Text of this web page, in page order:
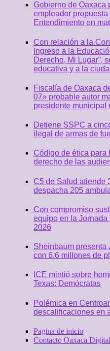
Gobierno de Oaxaca
empleador
Entendimiento en
Con relación a la
Ingreso a la
Derecho, Mi Lugar”,
educativa y a la
Fiscalía de Oaxaca
07» probable autor
presidente municipal
Detiene SSPC a
ilegal de armas de
Código de ética para
derecho de las
C5 de Salud atiende
despacha 205
Con compromiso
equipo en la
2026
Sheinbaum presenta
con 6.6 millones de
ICE mintió sobre
Texas: Demócratas
Polémica en
descalificaciones en
Pagina de inicio
Contacto Oaxaca Digital